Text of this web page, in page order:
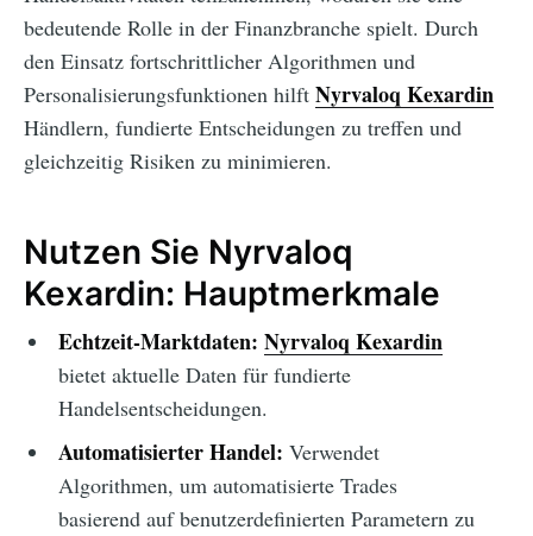
bedeutende Rolle in der Finanzbranche spielt. Durch
den Einsatz fortschrittlicher Algorithmen und
Personalisierungsfunktionen hilft Nyrvaloq Kexardin
Händlern, fundierte Entscheidungen zu treffen und
gleichzeitig Risiken zu minimieren.
Nutzen Sie Nyrvaloq
Kexardin: Hauptmerkmale
Echtzeit-Marktdaten: Nyrvaloq Kexardin
bietet aktuelle Daten für fundierte
Handelsentscheidungen.
Automatisierter Handel: Verwendet
Algorithmen, um automatisierte Trades
basierend auf benutzerdefinierten Parametern zu